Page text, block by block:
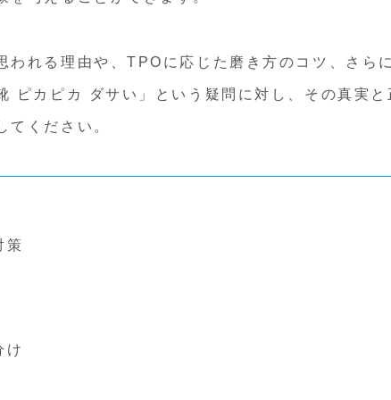
われる理由や、TPOに応じた磨き方のコツ、さら
ピカピカ ダサい」という疑問に対し、その真実と
てください。
策
け